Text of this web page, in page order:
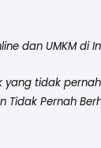
dan UMKM di
tidak
Pernah